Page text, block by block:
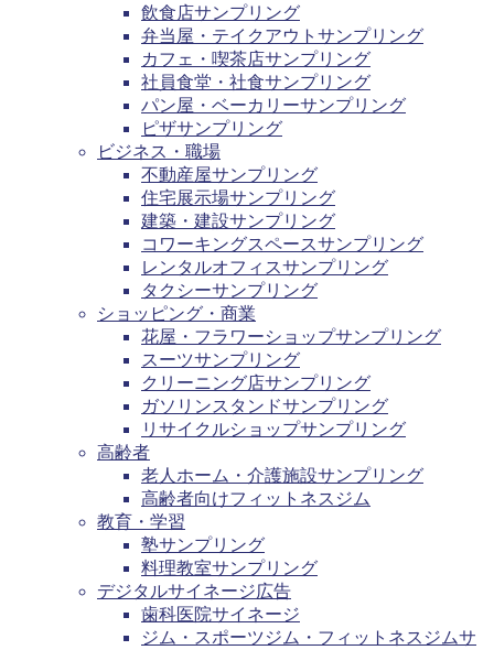
飲食店サンプリング
弁当屋・テイクアウトサンプリング
カフェ・喫茶店サンプリング
社員食堂・社食サンプリング
パン屋・ベーカリーサンプリング
ピザサンプリング
ビジネス・職場
不動産屋サンプリング
住宅展示場サンプリング
建築・建設サンプリング
コワーキングスペースサンプリング
レンタルオフィスサンプリング
タクシーサンプリング
ショッピング・商業
花屋・フラワーショップサンプリング
スーツサンプリング
クリーニング店サンプリング
ガソリンスタンドサンプリング
リサイクルショップサンプリング
高齢者
老人ホーム・介護施設サンプリング
高齢者向けフィットネスジム
教育・学習
塾サンプリング
料理教室サンプリング
デジタルサイネージ広告
歯科医院サイネージ
ジム・スポーツジム・フィットネスジムサ